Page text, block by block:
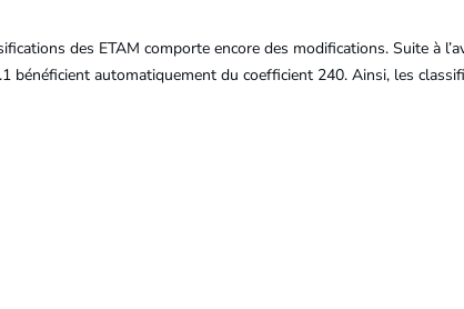
des ETAM comporte encore des modifications. Suite à
bénéficient automatiquement du coefficient 240. Ainsi, les